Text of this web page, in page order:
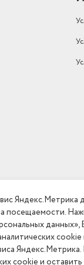
Яндекс.Метрика
посещаемости.
данных»,
cookie
Яндекс.Метрика.
cookie и оставить